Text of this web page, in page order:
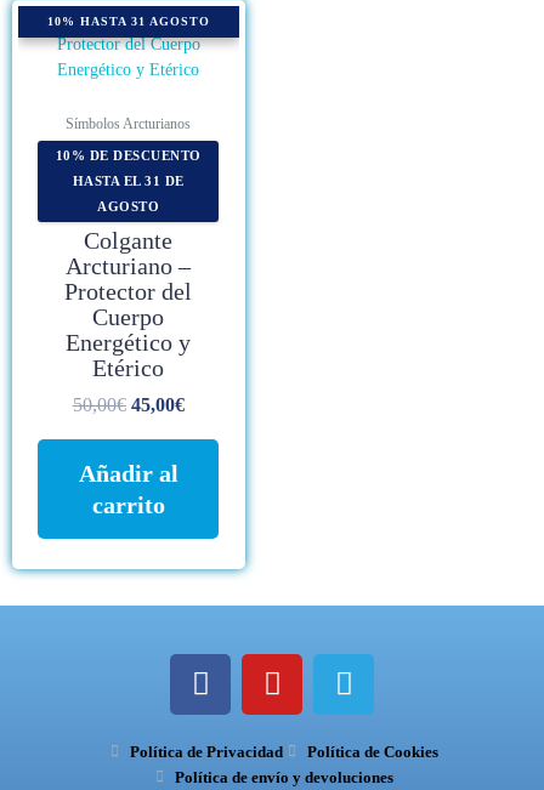
10% HASTA 31 AGOSTO
Símbolos Arcturianos
10% DE DESCUENTO
HASTA EL 31 DE
AGOSTO
Colgante
Arcturiano –
Protector del
Cuerpo
Energético y
Etérico
50,00€ 45,00€
Añadir al
carrito
F
a
e
Y
o
t
T
e
e
Política de Privacidad
Política de Cookies
Política de envío y devoluciones